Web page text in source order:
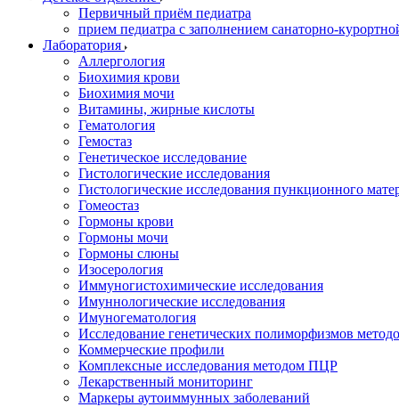
Первичный приём педиатра
прием педиатра с заполнением санаторно-
Лаборатория
Аллергология
Биохимия крови
Биохимия мочи
Витамины, жирные кислоты
Гематология
Гемостаз
Генетическое исследование
Гистологические исследования
Гистологические исследования пункционного
Гомеостаз
Гормоны крови
Гормоны мочи
Гормоны слюны
Изосерология
Иммуногистохимические исследования
Имуннологические исследования
Имуногематология
Исследование генетических полиморфизмов
Коммерческие профили
Комплексные исследования методом ПЦР
Лекарственный мониторинг
Маркеры аутоиммунных заболеваний